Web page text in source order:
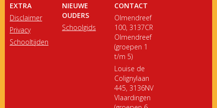
EXTRA
Disclaimer
Privacy
Schooltijden
NIEUWE
OUDERS
Schoolgids
CONTACT
Olmendreef
100, 3137CR
Olmendreef
(groepen 1
t/m 5)
Louise de
Colignylaan
445, 3136NV
Vlaardingen